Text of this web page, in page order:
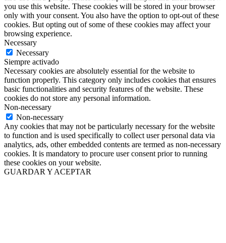
you use this website. These cookies will be stored in your browser
only with your consent. You also have the option to opt-out of these
cookies. But opting out of some of these cookies may affect your
browsing experience.
Necessary
Necessary
Siempre activado
Necessary cookies are absolutely essential for the website to
function properly. This category only includes cookies that ensures
basic functionalities and security features of the website. These
cookies do not store any personal information.
Non-necessary
Non-necessary
Any cookies that may not be particularly necessary for the website
to function and is used specifically to collect user personal data via
analytics, ads, other embedded contents are termed as non-necessary
cookies. It is mandatory to procure user consent prior to running
these cookies on your website.
GUARDAR Y ACEPTAR